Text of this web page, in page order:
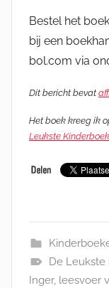
Bestel het
bij een
bol.com via
Dit bericht bevat
Het boek kreeg ik
Leukste
De Leukste
Inger, leesvoer